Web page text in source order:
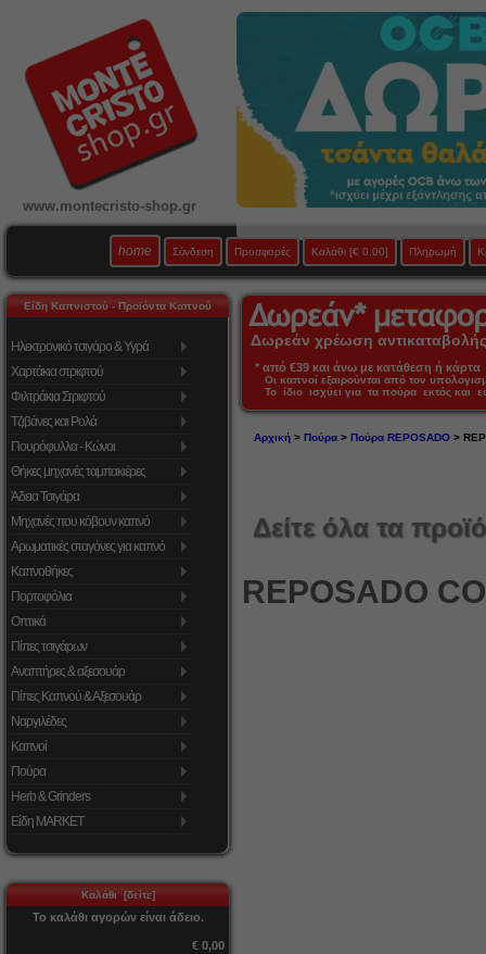
www.montecristo-shop.gr
home Σύνδεση Προσφορές Καλάθι [€ 0,00] Πληρωμή
Είδη Καπνιστού - Προϊόντα Καπνού
Ηλεκτρονικό τσιγάρο & Υγρά
Χαρτάκια στριφτού
Φιλτράκια Στριφτού
Τζιβάνες και Ρολά
Πουρόφυλλα - Κώνοι
Θήκες μηχανές ταμπακιέρες
Άδεια Τσιγάρα
Μηχανές που κόβουν καπνό
Αρωματικές σταγόνες για καπνό
Καπνοθήκες
Πορτοφόλια
Οπτικά
Πίπες τσιγάρων
Αναπτήρες & αξεσουάρ
Πίπες Καπνού & Αξεσουάρ
Ναργιλέδες
Καπνοί
Πούρα
Herb & Grinders
Είδη MARKET
Καλάθι [δείτε]
Το καλάθι αγορών είναι άδειο.
€ 0,00
Δωρεάν χρέωση
* από €39 και άνω με κατάθεση ή
Οι καπνοί εξαιρούνται από τον
Το ίδιο ισχύει για τα πούρα εκτός και
Αρχική> Πούρα> Πούρα REPOSADO>
Δείτε όλα τα
REPOSADO